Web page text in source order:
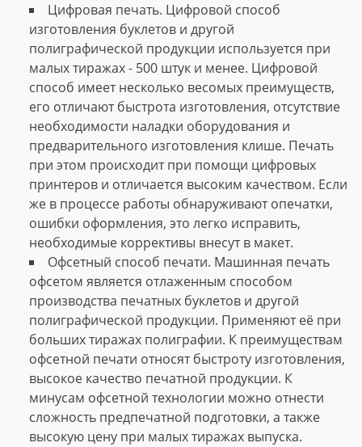
Цифровая печать. Цифровой способ
изготовления буклетов и другой
полиграфической продукции используется при
малых тиражах - 500 штук и менее. Цифровой
способ имеет несколько весомых преимуществ,
его отличают быстрота изготовления, отсутствие
необходимости наладки оборудования и
предварительного изготовления клише. Печать
при этом происходит при помощи цифровых
принтеров и отличается высоким качеством. Если
же в процессе работы обнаруживают опечатки,
ошибки оформления, это легко исправить,
необходимые коррективы внесут в макет.
Офсетный способ печати. Машинная печать
офсетом является отлаженным способом
производства печатных буклетов и другой
полиграфической продукции. Применяют её при
больших тиражах полиграфии. К преимуществам
офсетной печати относят быстроту изготовления,
высокое качество печатной продукции. К
минусам офсетной технологии можно отнести
сложность предпечатной подготовки, а также
высокую цену при малых тиражах выпуска.